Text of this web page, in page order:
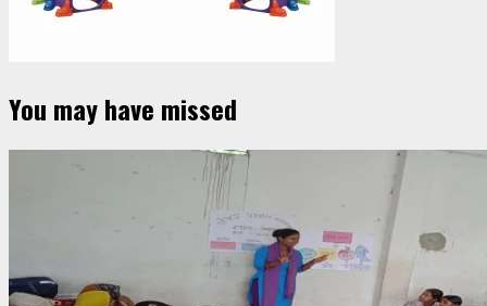
You may have missed